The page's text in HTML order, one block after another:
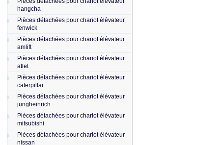
hangcha
Pièces détachées pour chariot élévateur
fenwick
Pièces détachées pour chariot élévateur
amlift
Pièces détachées pour chariot élévateur
atlet
Pièces détachées pour chariot élévateur
caterpillar
Pièces détachées pour chariot élévateur
jungheinrich
Pièces détachées pour chariot élévateur
mitsubishi
Pièces détachées pour chariot élévateur
nissan